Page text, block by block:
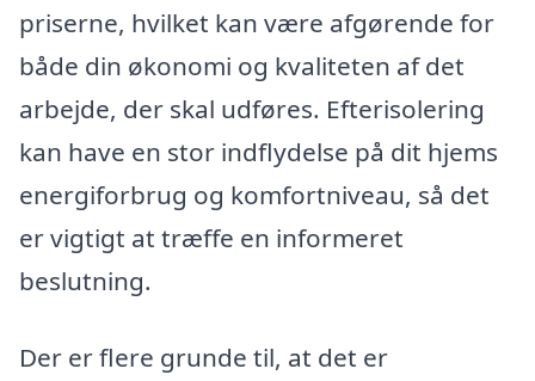
priserne, hvilket kan være afgørende for
både din økonomi og kvaliteten af det
arbejde, der skal udføres. Efterisolering
kan have en stor indflydelse på dit hjems
energiforbrug og komfortniveau, så det
er vigtigt at træffe en informeret
beslutning.
Der er flere grunde til, at det er